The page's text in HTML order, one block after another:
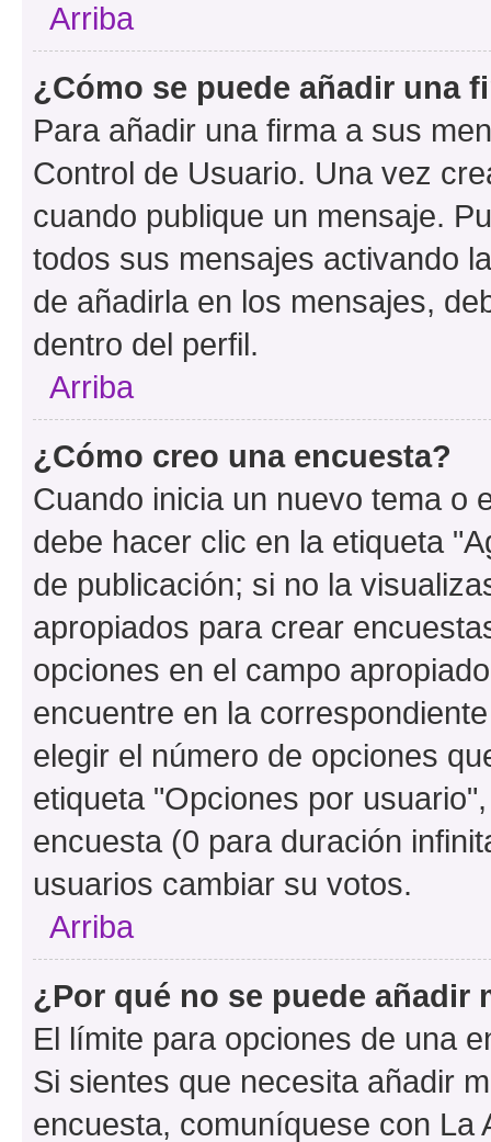
Arriba
¿Cómo se puede añadir una
Para añadir una firma a sus
Control de Usuario. Una vez
cuando publique un mensaje.
todos sus mensajes activando
de añadirla en los mensajes,
dentro del perfil.
Arriba
¿Cómo creo una encuesta?
Cuando inicia un nuevo tema o
debe hacer clic en la etiqueta
de publicación; si no la
apropiados para crear
opciones en el campo
encuentre en la
elegir el número de opciones
etiqueta "Opciones por
encuesta (0 para duración
usuarios cambiar su votos.
Arriba
¿Por qué no se puede añadir
El límite para opciones de una
Si sientes que necesita añadir
encuesta, comuníquese con La